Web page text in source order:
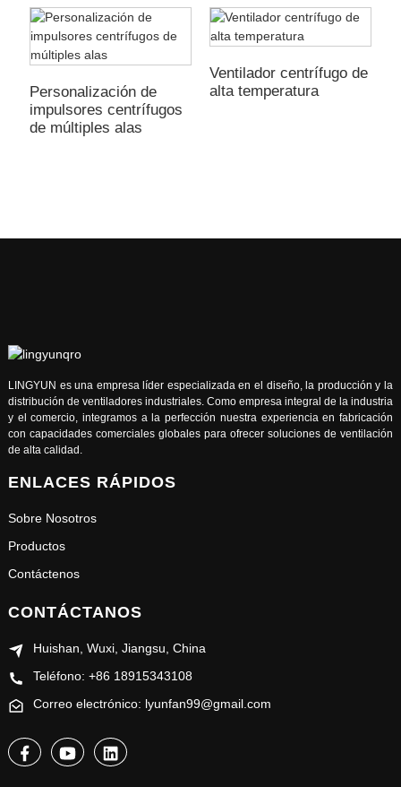
Personalización de
impulsores centrífugos
de múltiples alas
Ventilador centrífugo de
alta temperatura
LINGYUN es una empresa líder especializada en el diseño, la producción y la
distribución de ventiladores industriales. Como empresa integral de la industria
y el comercio, integramos a la perfección nuestra experiencia en fabricación
con capacidades comerciales globales para ofrecer soluciones de ventilación
de alta calidad.
ENLACES RÁPIDOS
Sobre Nosotros
Productos
Contáctenos
CONTÁCTANOS
Huishan, Wuxi, Jiangsu, China
Teléfono: +86 18915343108
Correo electrónico: lyunfan99@gmail.com